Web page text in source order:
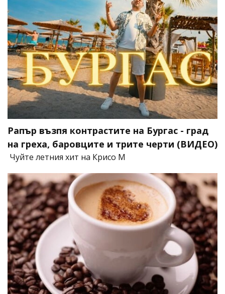
Рапър възпя контрастите на Бургас - град
на греха, баровците и трите черти (ВИДЕО)
Чуйте летния хит на Крисо М